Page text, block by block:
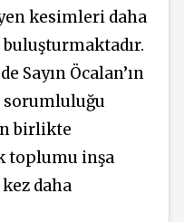
kesimleri daha
Sayın Öcalan’ın
sorumluluğu
birlikte
toplumu inşa
kez daha